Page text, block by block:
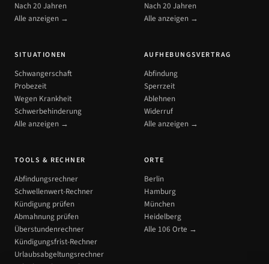
Nach 20 Jahren
Alle anzeigen →
Nach 20 Jahren
Alle anzeigen →
SITUATIONEN
Schwangerschaft
Probezeit
Wegen Krankheit
Schwerbehinderung
Alle anzeigen →
AUFHEBUNGSVERTRAG
Abfindung
Sperrzeit
Ablehnen
Widerruf
Alle anzeigen →
TOOLS & RECHNER
Abfindungsrechner
Schwellenwert-Rechner
Kündigung prüfen
Abmahnung prüfen
Überstundenrechner
Kündigungsfrist-Rechner
Urlaubsabgeltungsrechner
ORTE
Berlin
Hamburg
München
Heidelberg
Alle 106 Orte →